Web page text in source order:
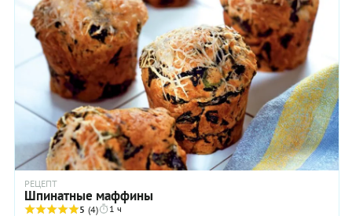
РЕЦЕПТ
Шпинатные маффины
5 (4) 1 ч